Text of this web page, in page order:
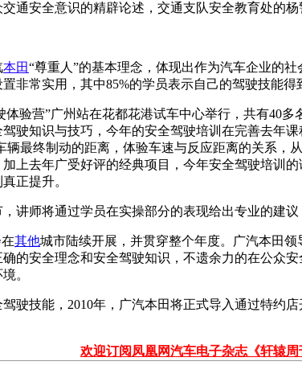
通安全意识的精辟论述，交通支队安全教育处的
本田“尊重人”的基本理念，体现出作为汽车企业的社
非常实用，其中85%的学员表示自己的驾驶技能得
验营”广州站在花都花港试车中心举行，共有40
驶知识与技巧，今年的安全驾驶培训在完善去年
最终制动的距离，体验车速与反应距离的关系
上去年广受好评的经典项目，今年安全驾驶培训
正提升。
讲师将通过学员在实操部分的表现给出专业的建
其他城市陆续开展，并贯穿整个年度。广汽本田
的安全理念和安全驾驶知识，不遗余力的在公众
。
驶技能，2010年，广汽本田将正式导入通过特约
欢迎订阅凤凰网汽车电子杂志《轩辕周